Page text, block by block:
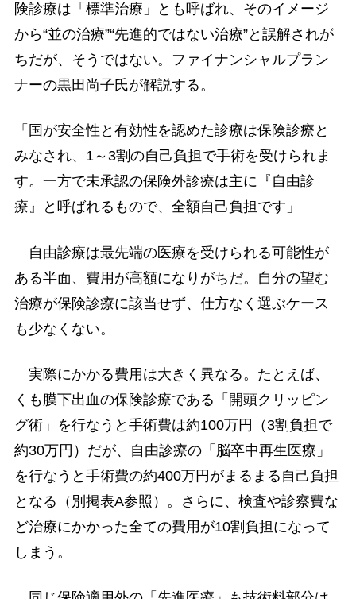
険診療は「標準治療」とも呼ばれ、そのイメージ
から“並の治療”“先進的ではない治療”と誤解されが
ちだが、そうではない。ファイナンシャルプラン
ナーの黒田尚子氏が解説する。
「国が安全性と有効性を認めた診療は保険診療と
みなされ、1～3割の自己負担で手術を受けられま
す。一方で未承認の保険外診療は主に『自由診
療』と呼ばれるもので、全額自己負担です」
自由診療は最先端の医療を受けられる可能性が
ある半面、費用が高額になりがちだ。自分の望む
治療が保険診療に該当せず、仕方なく選ぶケース
も少なくない。
実際にかかる費用は大きく異なる。たとえば、
くも膜下出血の保険診療である「開頭クリッピン
グ術」を行なうと手術費は約100万円（3割負担で
約30万円）だが、自由診療の「脳卒中再生医療」
を行なうと手術費の約400万円がまるまる自己負担
となる（別掲表A参照）。さらに、検査や診察費な
ど治療にかかった全ての費用が10割負担になって
しまう。